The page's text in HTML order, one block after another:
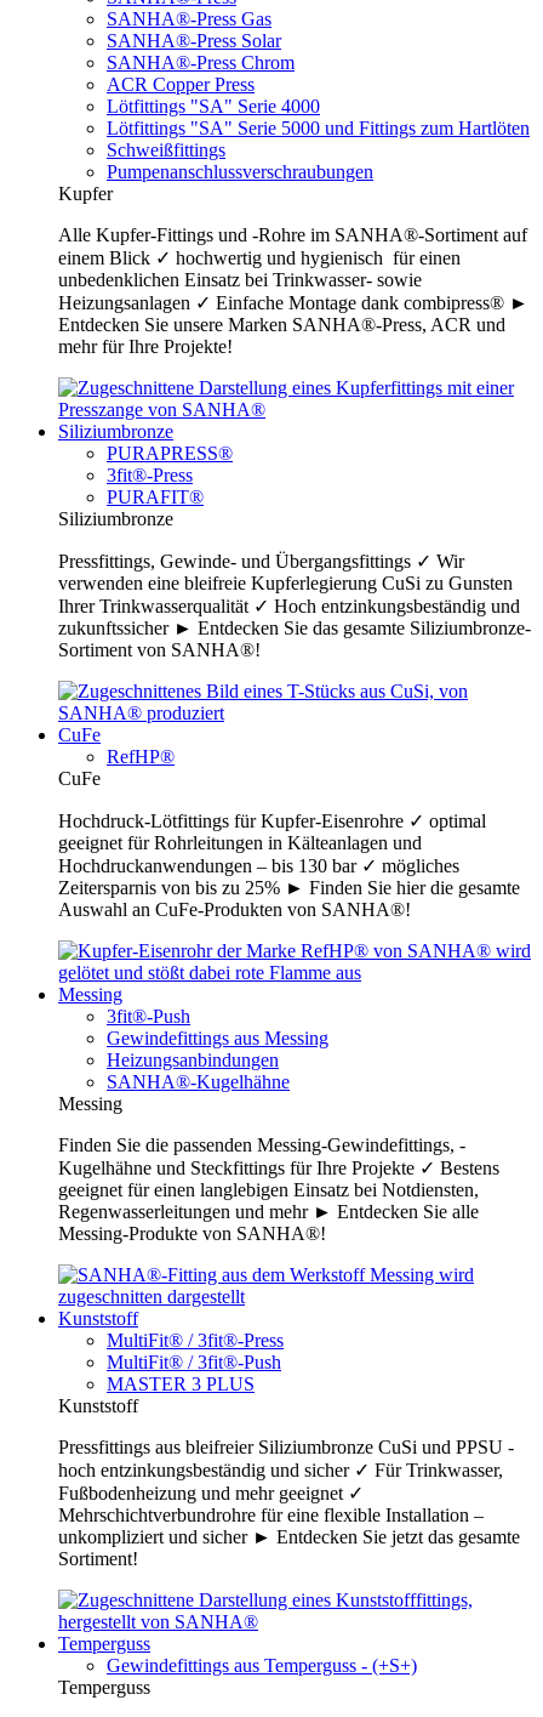
SANHA®-Press Gas
SANHA®-Press Solar
SANHA®-Press Chrom
ACR Copper Press
Lötfittings "SA" Serie 4000
Lötfittings "SA" Serie 5000 und Fittings zum Hartlöten
Schweißfittings
Pumpenanschlussverschraubungen
Kupfer
Alle Kupfer-Fittings und -Rohre im SANHA®-Sortiment auf
einem Blick ✓ hochwertig und hygienisch für einen
unbedenklichen Einsatz bei Trinkwasser- sowie
Heizungsanlagen ✓ Einfache Montage dank combipress® ►
Entdecken Sie unsere Marken SANHA®-Press, ACR und
mehr für Ihre Projekte!
Siliziumbronze
PURAPRESS®
3fit®-Press
PURAFIT®
Siliziumbronze
Pressfittings, Gewinde- und Übergangsfittings ✓ Wir
verwenden eine bleifreie Kupferlegierung CuSi zu Gunsten
Ihrer Trinkwasserqualität ✓ Hoch entzinkungsbeständig und
zukunftssicher ► Entdecken Sie das gesamte Siliziumbronze-
Sortiment von SANHA®!
CuFe
RefHP®
CuFe
Hochdruck-Lötfittings für Kupfer-Eisenrohre ✓ optimal
geeignet für Rohrleitungen in Kälteanlagen und
Hochdruckanwendungen – bis 130 bar ✓ mögliches
Zeitersparnis von bis zu 25% ► Finden Sie hier die gesamte
Auswahl an CuFe-Produkten von SANHA®!
Messing
3fit®-Push
Gewindefittings aus Messing
Heizungsanbindungen
SANHA®-Kugelhähne
Messing
Finden Sie die passenden Messing-Gewindefittings, -
Kugelhähne und Steckfittings für Ihre Projekte ✓ Bestens
geeignet für einen langlebigen Einsatz bei Notdiensten,
Regenwasserleitungen und mehr ► Entdecken Sie alle
Messing-Produkte von SANHA®!
Kunststoff
MultiFit® / 3fit®-Press
MultiFit® / 3fit®-Push
MASTER 3 PLUS
Kunststoff
Pressfittings aus bleifreier Siliziumbronze CuSi und PPSU -
hoch entzinkungsbeständig und sicher ✓ Für Trinkwasser,
Fußbodenheizung und mehr geeignet ✓
Mehrschichtverbundrohre für eine flexible Installation –
unkompliziert und sicher ► Entdecken Sie jetzt das gesamte
Sortiment!
Temperguss
Gewindefittings aus Temperguss - (+S+)
Temperguss